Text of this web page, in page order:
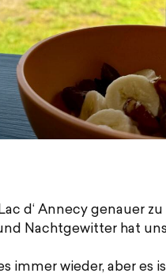
d‘ Annecy genauer
Nachtgewitter hat
immer wieder, aber es